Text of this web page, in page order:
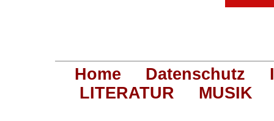
Home Datenschutz
LITERATUR
MUSIK